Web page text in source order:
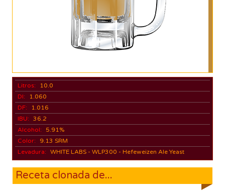
Litros:
10.0
DI:
1.060
DF:
1.016
IBU: 36.2
Alcohol:
5.91%
Color:
9.13 SRM
Levadura: WHITE LABS - WLP300 - Hefeweizen Ale Yeast
Receta clonada de...